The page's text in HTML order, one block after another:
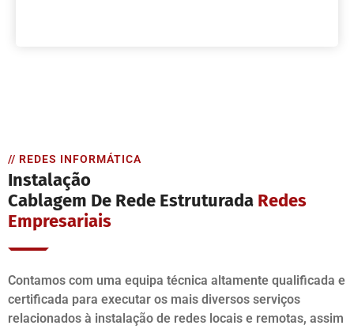
// REDES INFORMÁTICA
Instalação
Cablagem De Rede Estruturada Redes
Empresariais
Contamos com uma equipa técnica altamente qualificada e
certificada para executar os mais diversos serviços
relacionados à instalação de redes locais e remotas, assim